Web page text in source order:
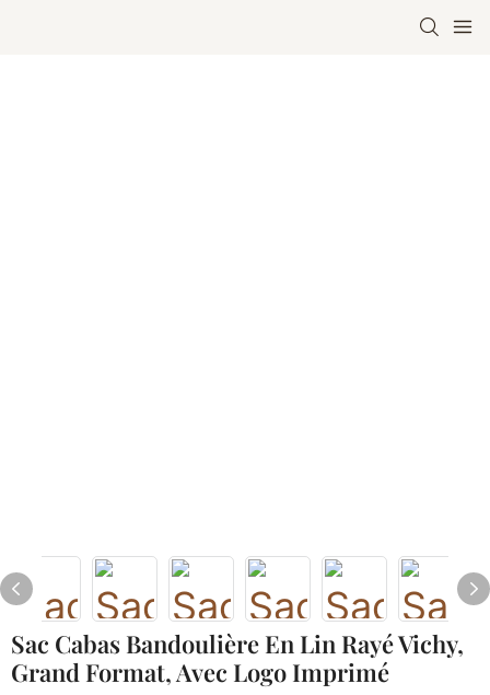
Sac Cabas Bandoulière En Lin Rayé Vichy,
Grand Format, Avec Logo Imprimé